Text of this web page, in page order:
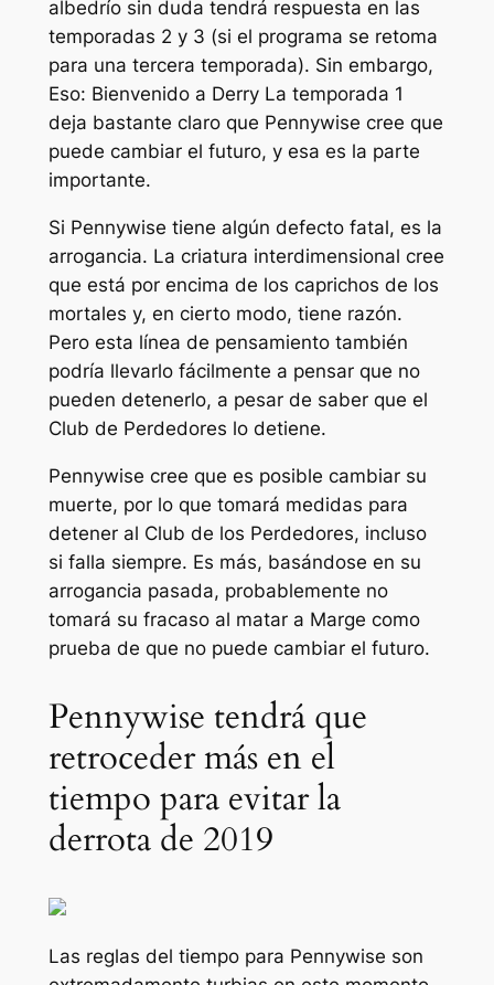
albedrío sin duda tendrá respuesta en las
temporadas 2 y 3 (si el programa se retoma
para una tercera temporada). Sin embargo,
Eso: Bienvenido a DerryLa temporada 1
deja bastante claro que Pennywise cree que
puede cambiar el futuro, y esa es la parte
importante.
Si Pennywise tiene algún defecto fatal, es la
arrogancia. La criatura interdimensional cree
que está por encima de los caprichos de los
mortales y, en cierto modo, tiene razón.
Pero esta línea de pensamiento también
podría llevarlo fácilmente a pensar que no
pueden detenerlo, a pesar de saber que el
Club de Perdedores lo detiene.
Pennywise cree que es posible cambiar su
muerte, por lo que tomará medidas para
detener al Club de los Perdedores, incluso
si falla siempre. Es más, basándose en su
arrogancia pasada, probablemente no
tomará su fracaso al matar a Marge como
prueba de que no puede cambiar el futuro.
Pennywise tendrá que
retroceder más en el
tiempo para evitar la
derrota de 2019
Las reglas del tiempo para Pennywise son